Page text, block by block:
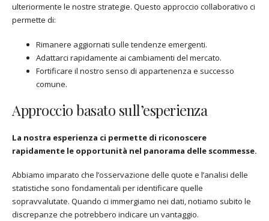
ulteriormente le nostre strategie. Questo approccio collaborativo ci
permette di:
Rimanere aggiornati sulle tendenze emergenti.
Adattarci rapidamente ai cambiamenti del mercato.
Fortificare il nostro senso di appartenenza e successo
comune.
Approccio basato sull’esperienza
La nostra esperienza ci permette di riconoscere
rapidamente le opportunità nel panorama delle scommesse.
Abbiamo imparato che l’osservazione delle quote e l’analisi delle
statistiche sono fondamentali per identificare quelle
sopravvalutate. Quando ci immergiamo nei dati, notiamo subito le
discrepanze che potrebbero indicare un vantaggio.